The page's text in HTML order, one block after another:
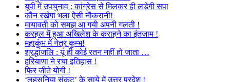
यूपी में उपचुनाव : कांग्रेस से मिलकर ही लड़ेगी सपा
कौन रखेगा भला ऐसी नौकरानी!
मायावती को समझ आ गयी अपनी गलती !
करहल में हुआ अखिलेश के कराहने का इंतजाम !
महाकुंभ में नेत्र कुम्भ!
श्रद्धांजलि : यूं ही कोई रतन नहीं हो जाता …
हरियाणा ने रचा इतिहास !
फिर जीते योगी !
‘लहसुनिया संकट’ के साये में उत्तर प्रदेश !